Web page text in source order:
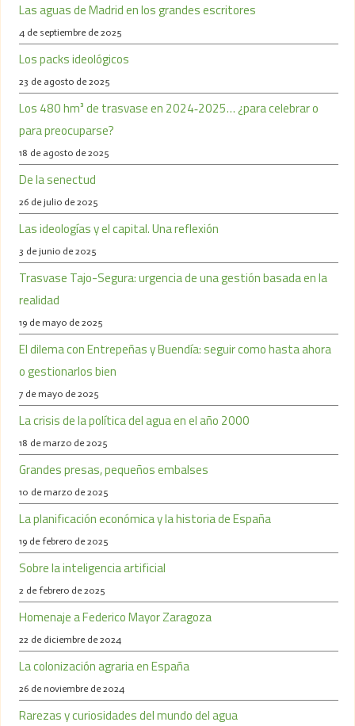
Las aguas de Madrid en los grandes escritores
4 de septiembre de 2025
Los packs ideológicos
23 de agosto de 2025
Los 480 hm³ de trasvase en 2024‑2025… ¿para celebrar o
para preocuparse?
18 de agosto de 2025
De la senectud
26 de julio de 2025
Las ideologías y el capital. Una reflexión
3 de junio de 2025
Trasvase Tajo-Segura: urgencia de una gestión basada en la
realidad
19 de mayo de 2025
El dilema con Entrepeñas y Buendía: seguir como hasta ahora
o gestionarlos bien
7 de mayo de 2025
La crisis de la política del agua en el año 2000
18 de marzo de 2025
Grandes presas, pequeños embalses
10 de marzo de 2025
La planificación económica y la historia de España
19 de febrero de 2025
Sobre la inteligencia artificial
2 de febrero de 2025
Homenaje a Federico Mayor Zaragoza
22 de diciembre de 2024
La colonización agraria en España
26 de noviembre de 2024
Rarezas y curiosidades del mundo del agua